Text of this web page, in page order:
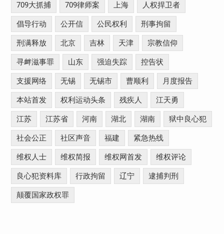
709大抓捕 709律师案 上海 人权捍卫者
倡导行动 公开信 公民权利 刑事拘留
刑满释放 北京 吉林 天津 宗教信仰
寻衅滋事罪 山东 强迫失踪 控告状
支援网络 无锡 无锡市 曹顺利 月度报告
本站首发 权利运动头条 残疾人 江天勇
江苏 江苏省 河南 湖北 湖南 狱中良心犯
社会公正 社区声音 福建 紧急热线
维权人士 维权简报 维权网首发 维权评论
良心犯资料库 行政拘留 辽宁 逮捕判刑
颠覆国家政权罪